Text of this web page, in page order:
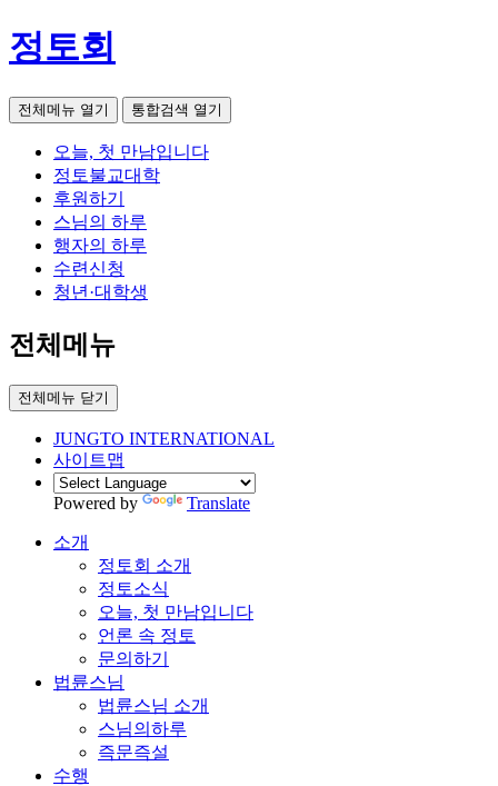
정토회
전체메뉴 열기 통합검색 열기
오늘, 첫 만남입니다
정토불교대학
후원하기
스님의 하루
행자의 하루
수련신청
청년·대학생
전체메뉴
전체메뉴 닫기
JUNGTO INTERNATIONAL
사이트맵
Powered by Translate
소개
정토회 소개
정토소식
오늘, 첫 만남입니다
언론 속 정토
문의하기
법륜스님
법륜스님 소개
스님의하루
즉문즉설
수행